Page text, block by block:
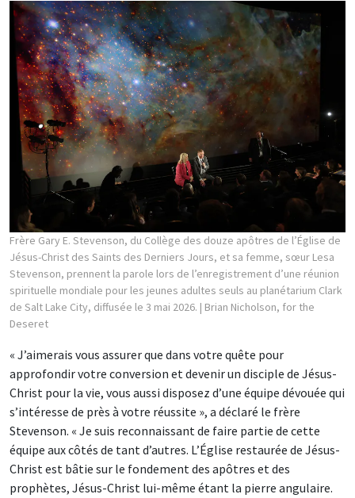
Frère Gary E. Stevenson, du Collège des douze apôtres de l’Église de
Jésus-Christ des Saints des Derniers Jours, et sa femme, sœur Lesa
Stevenson, prennent la parole lors de l’enregistrement d’une réunion
spirituelle mondiale pour les jeunes adultes seuls au planétarium Clark
de Salt Lake City, diffusée le 3 mai 2026. | Brian Nicholson, for the
Deseret
« J’aimerais vous assurer que dans votre quête pour
approfondir votre conversion et devenir un disciple de Jésus-
Christ pour la vie, vous aussi disposez d’une équipe dévouée qui
s’intéresse de près à votre réussite », a déclaré le frère
Stevenson. « Je suis reconnaissant de faire partie de cette
équipe aux côtés de tant d’autres. L’Église restaurée de Jésus-
Christ est bâtie sur le fondement des apôtres et des
prophètes, Jésus-Christ lui-même étant la pierre angulaire.